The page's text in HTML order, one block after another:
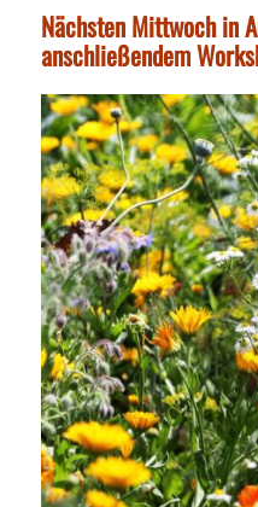
Nächsten Mittwoch in
anschließendem